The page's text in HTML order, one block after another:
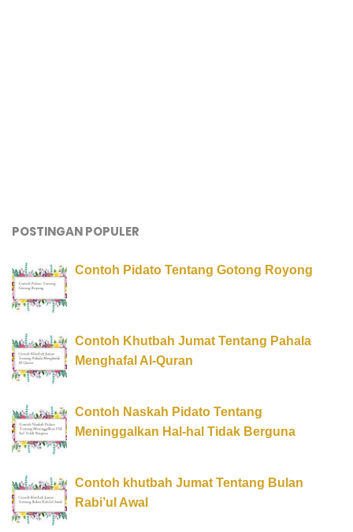
POSTINGAN POPULER
Contoh Pidato Tentang Gotong Royong
Contoh Khutbah Jumat Tentang Pahala
Menghafal Al-Quran
Contoh Naskah Pidato Tentang
Meninggalkan Hal-hal Tidak Berguna
Contoh khutbah Jumat Tentang Bulan
Rabi’ul Awal